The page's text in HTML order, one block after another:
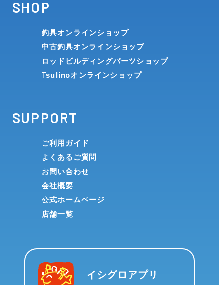
SHOP
釣具オンラインショップ
中古釣具オンラインショップ
ロッドビルディングパーツショップ
Tsulinoオンラインショップ
SUPPORT
ご利用ガイド
よくあるご質問
お問い合わせ
会社概要
公式ホームページ
店舗一覧
イシグロアプリ